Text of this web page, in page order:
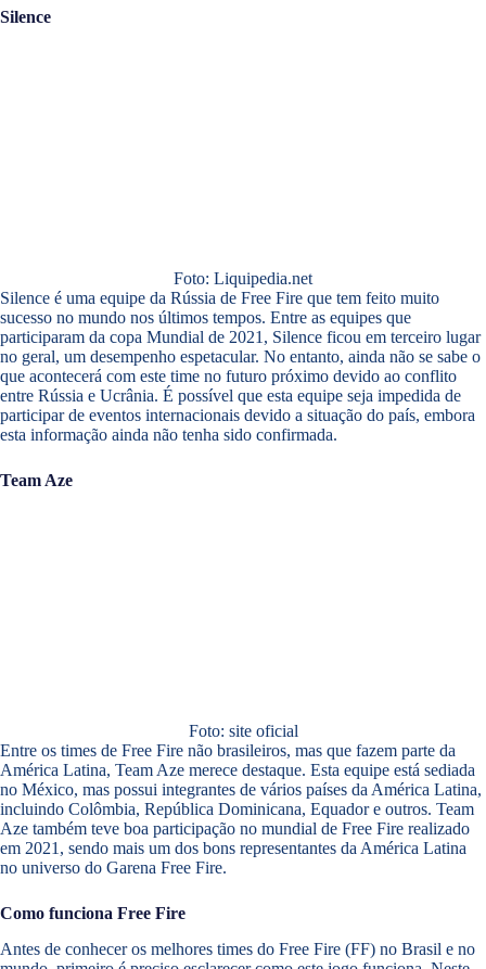
Silence
Foto: Liquipedia.net
Silence é uma equipe da Rússia de Free Fire que tem feito muito
sucesso no mundo nos últimos tempos. Entre as equipes que
participaram da copa Mundial de 2021, Silence ficou em terceiro lugar
no geral, um desempenho espetacular. No entanto, ainda não se sabe o
que acontecerá com este time no futuro próximo devido ao conflito
entre Rússia e Ucrânia. É possível que esta equipe seja impedida de
participar de eventos internacionais devido a situação do país, embora
esta informação ainda não tenha sido confirmada.
Team Aze
Foto: site oficial
Entre os times de Free Fire não brasileiros, mas que fazem parte da
América Latina, Team Aze merece destaque. Esta equipe está sediada
no México, mas possui integrantes de vários países da América Latina,
incluindo Colômbia, República Dominicana, Equador e outros. Team
Aze também teve boa participação no mundial de Free Fire realizado
em 2021, sendo mais um dos bons representantes da América Latina
no universo do Garena Free Fire.
Como funciona Free Fire
Antes de conhecer os melhores times do Free Fire (FF) no Brasil e no